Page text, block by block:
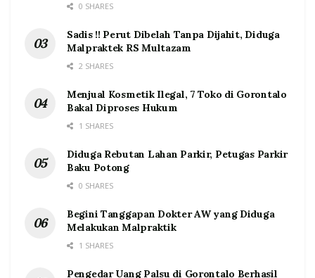
0 SHARES
Sadis !! Perut Dibelah Tanpa Dijahit, Diduga
Malpraktek RS Multazam
2 SHARES
Menjual Kosmetik Ilegal, 7 Toko di Gorontalo
Bakal Diproses Hukum
1 SHARES
Diduga Rebutan Lahan Parkir, Petugas Parkir
Baku Potong
0 SHARES
Begini Tanggapan Dokter AW yang Diduga
Melakukan Malpraktik
1 SHARES
Pengedar Uang Palsu di Gorontalo Berhasil